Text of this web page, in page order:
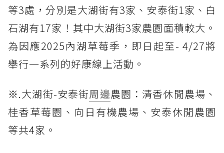
等3處，分別是大湖街有3家、安泰街1家、白
石湖有17家！其中大湖街3家農園面積較大。
為因應2025內湖草莓季，即日起至- 4/27將
舉行一系列的好康線上活動。
※.大湖街-安泰街周邊農園：清香休閒農場、
桂香草莓園、向日有機農場、安泰休閒農園
等共4家。